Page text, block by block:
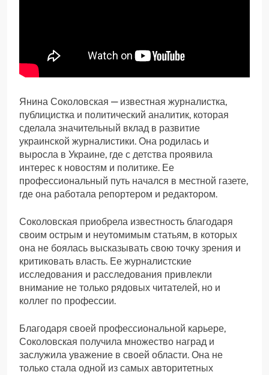
Янина Соколовская — известная журналистка,
публицистка и политический аналитик, которая
сделала значительный вклад в развитие
украинской журналистики. Она родилась и
выросла в Украине, где с детства проявила
интерес к новостям и политике. Ее
профессиональный путь начался в местной газете,
где она работала репортером и редактором.
Соколовская приобрела известность благодаря
своим острым и неутомимым статьям, в которых
она не боялась высказывать свою точку зрения и
критиковать власть. Ее журналистские
исследования и расследования привлекли
внимание не только рядовых читателей, но и
коллег по профессии.
Благодаря своей профессиональной карьере,
Соколовская получила множество наград и
заслужила уважение в своей области. Она не
только стала одной из самых авторитетных